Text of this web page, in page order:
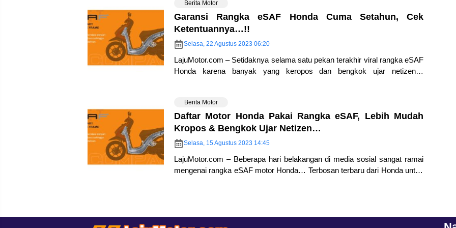
Berita Motor
Garansi Rangka eSAF Honda Cuma Setahun, Cek
Ketentuannya…!!
Selasa, 22 Agustus 2023 06:20
LajuMotor.com – Setidaknya selama satu pekan terakhir viral rangka eSAF
Honda karena banyak yang keropos dan bengkok ujar netizen…
Berita Motor
Daftar Motor Honda Pakai Rangka eSAF, Lebih Mudah
Kropos & Bengkok Ujar Netizen…
Selasa, 15 Agustus 2023 14:45
LajuMotor.com – Beberapa hari belakangan di media sosial sangat ramai
mengenai rangka eSAF motor Honda… Terbosan terbaru dari Honda untuk